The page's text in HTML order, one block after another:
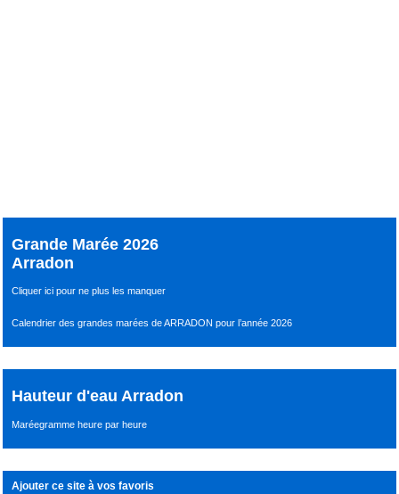
Grande Marée 2026
Arradon
Cliquer ici pour ne plus les manquer
Calendrier des grandes marées de ARRADON pour l’année 2026
Hauteur d'eau Arradon
Maréegramme heure par heure
Ajouter ce site à vos favoris